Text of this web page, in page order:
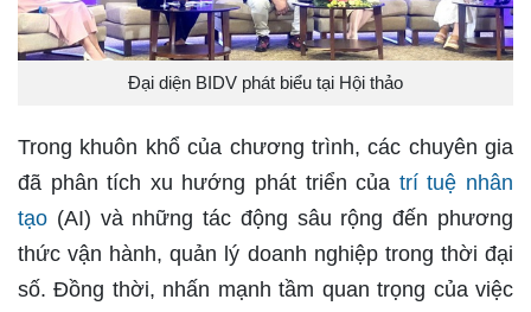
Đại diện BIDV phát biểu tại Hội thảo
Trong khuôn khổ của chương trình, các chuyên gia
đã phân tích xu hướng phát triển của trí tuệ nhân
tạo (AI) và những tác động sâu rộng đến phương
thức vận hành, quản lý doanh nghiệp trong thời đại
số. Đồng thời, nhấn mạnh tầm quan trọng của việc